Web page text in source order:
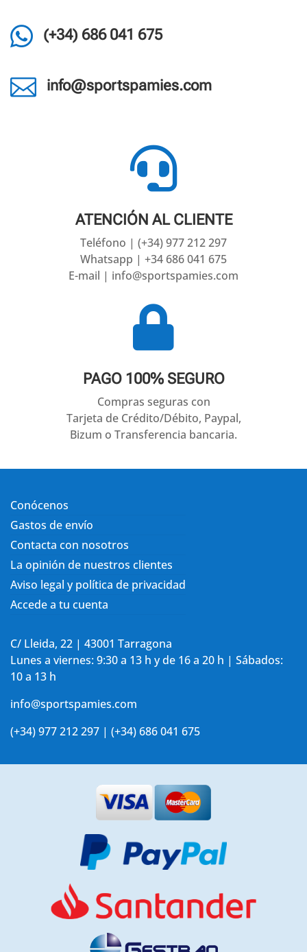
 (+34) 686 041 675
 info@sportspamies.com

ATENCIÓN AL CLIENTE
Teléfono | (+34) 977 212 297
Whatsapp | +34 686 041 675
E-mail | info@sportspamies.com

PAGO 100% SEGURO
Compras seguras con
Tarjeta de Crédito/Débito, Paypal,
Bizum o Transferencia bancaria.
Conócenos
Gastos de envío
Contacta con nosotros
La opinión de nuestros clientes
Aviso legal y política de privacidad
Accede a tu cuenta
C/ Lleida, 22 | 43001 Tarragona
Lunes a viernes: 9:30 a 13 h y de 16 a 20 h | Sábados:
10 a 13 h
info@sportspamies.com
(+34) 977 212 297 | (+34) 686 041 675